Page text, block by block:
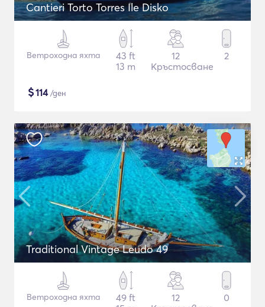
Cantieri Torto Torres Ile Disko
Ветроходна яхта
43 ft
13 m
12
Кръстосване
2
$114/ден
Traditional Vintage Leudo 49
Ветроходна яхта
49 ft
12
0